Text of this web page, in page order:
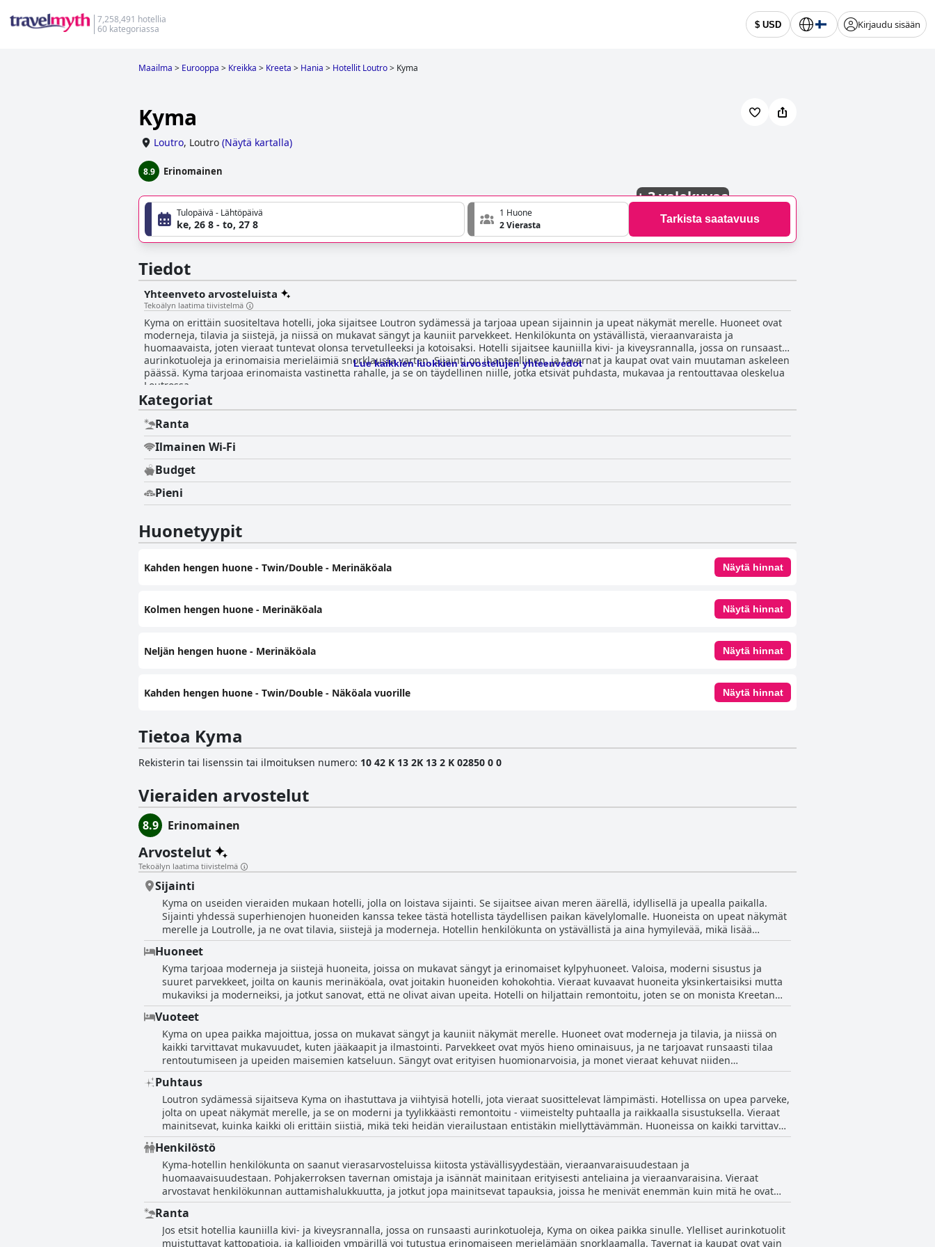
7,258,491 hotellia
60 kategoriassa
$ USD Kirjaudu sisään
Maailma > Eurooppa > Kreikka > Kreeta > Hania > Hotellit Loutro> Kyma
Kyma
Loutro, Loutro (Näytä kartalla)
8.9 Erinomainen
+3 valokuvaa
Tulopäivä - Lähtöpäivä
ke, 26 8 - to, 27 8
1 Huone
2 Vierasta
Tarkista saatavuus
Tiedot
Yhteenveto arvosteluista
Tekoälyn laatima tiivistelmä
Kyma on erittäin suositeltava hotelli, joka sijaitsee Loutron sydämessä ja tarjoaa upean sijainnin ja upeat näkymät merelle. Huoneet ovat
moderneja, tilavia ja siistejä, ja niissä on mukavat sängyt ja kauniit parvekkeet. Henkilökunta on ystävällistä, vieraanvaraista ja
huomaavaista, joten vieraat tuntevat olonsa tervetulleeksi ja kotoisaksi. Hotelli sijaitsee kauniilla kivi- ja kiveysrannalla, jossa on runsaasti
aurinkotuoleja ja erinomaisia merieläimiä snorklausta varten. Sijainti on ihanteellinen, ja tavernat ja kaupat ovat vain muutaman askeleen
päässä. Kyma tarjoaa erinomaista vastinetta rahalle, ja se on täydellinen niille, jotka etsivät puhdasta, mukavaa ja rentouttavaa oleskelua
Loutrossa.
Lue kaikkien luokkien arvostelujen yhteenvedot
Kategoriat
Ranta
Ilmainen Wi-Fi
Budget
Pieni
Huonetyypit
Kahden hengen huone - Twin/Double - Merinäköala Näytä hinnat
Kolmen hengen huone - Merinäköala Näytä hinnat
Neljän hengen huone - Merinäköala Näytä hinnat
Kahden hengen huone - Twin/Double - Näköala vuorille Näytä hinnat
Tietoa Kyma
Rekisterin tai lisenssin tai ilmoituksen numero: 10 42 Κ 13 2Κ 13 2 Κ 02850 0 0
Vieraiden arvostelut
8.9 Erinomainen
Arvostelut
Tekoälyn laatima tiivistelmä
Sijainti
Kyma on useiden vieraiden mukaan hotelli, jolla on loistava sijainti. Se sijaitsee aivan meren äärellä, idyllisellä ja upealla paikalla.
Sijainti yhdessä superhienojen huoneiden kanssa tekee tästä hotellista täydellisen paikan kävelylomalle. Huoneista on upeat näkymät
merelle ja Loutrolle, ja ne ovat tilavia, siistejä ja moderneja. Hotellin henkilökunta on ystävällistä ja aina hymyilevää, mikä lisää
ihastuttavaa ilmapiiriä. Hotelli sijaitsee keskeisellä paikalla ja vain muutaman askeleen päässä rannasta, tavernoista ja kaupoista.
Vieraat voivat nauttia uimisesta, snorklauksesta ja kävelyistä rannikolla. Kyma on kaunis ja hienosti kunnostettu hotelli, josta on
merinäköala, joten se on erinomainen valinta rentouttavaan ja rauhalliseen oleskeluun Loutrossa.
Huoneet
Kyma tarjoaa moderneja ja siistejä huoneita, joissa on mukavat sängyt ja erinomaiset kylpyhuoneet. Valoisa, moderni sisustus ja
suuret parvekkeet, joilta on kaunis merinäköala, ovat joitakin huoneiden kohokohtia. Vieraat kuvaavat huoneita yksinkertaisiksi mutta
mukaviksi ja moderneiksi, ja jotkut sanovat, että ne olivat aivan upeita. Hotelli on hiljattain remontoitu, joten se on monista Kreetan
hotelleista modernin. Vierailijat arvostavat hyvin varustettuja huoneita, ja jotkut kommentoivat tarjolla olevia jääkaappeja ja
vedenkeittimiä. Mukavat sängyt ja tilavat huoneet, joista on ihana merinäköala ja hyvät parvekkeet, ovat tehneet vaikutuksen moniin
vieraisiin. Kyma on edullinen hotelli, joka tarjoaa loistavan hinta-laatusuhteen monilla moderneilla huoneilla, jotka on kunnostettu
esteettistä silmää kunnioittaen.
Vuoteet
Kyma on upea paikka majoittua, jossa on mukavat sängyt ja kauniit näkymät merelle. Huoneet ovat moderneja ja tilavia, ja niissä on
kaikki tarvittavat mukavuudet, kuten jääkaapit ja ilmastointi. Parvekkeet ovat myös hieno ominaisuus, ja ne tarjoavat runsaasti tilaa
rentoutumiseen ja upeiden maisemien katseluun. Sängyt ovat erityisen huomionarvoisia, ja monet vieraat kehuvat niiden
mukavuutta. Kaiken kaikkiaan Kyma on erittäin suositeltava niille, jotka etsivät viihtyisää ja nautinnollista oleskelua Loutrossa.
Puhtaus
Loutron sydämessä sijaitseva Kyma on ihastuttava ja viihtyisä hotelli, jota vieraat suosittelevat lämpimästi. Hotellissa on upea parveke,
jolta on upeat näkymät merelle, ja se on moderni ja tyylikkäästi remontoitu - viimeistelty puhtaalla ja raikkaalla sisustuksella. Vieraat
mainitsevat, kuinka kaikki oli erittäin siistiä, mikä teki heidän vierailustaan entistäkin miellyttävämmän. Huoneissa on kaikki tarvittavat
mukavuudet, ja kaikki on hyvin hoidettu. Henkilökunta on myös erittäin ystävällistä ja huomaavaista. Kaiken kaikkiaan Kyma tarjoaa
erinomaista vastinetta rahalle ja sopii erinomaisesti niille, jotka arvostavat siistiä ja viihtyisää majoitusta.
Henkilöstö
Kyma-hotellin henkilökunta on saanut vierasarvosteluissa kiitosta ystävällisyydestään, vieraanvaraisuudestaan ja
huomaavaisuudestaan. Pohjakerroksen tavernan omistaja ja isännät mainitaan erityisesti anteliaina ja vieraanvaraisina. Vieraat
arvostavat henkilökunnan auttamishalukkuutta, ja jotkut jopa mainitsevat tapauksia, joissa he menivät enemmän kuin mitä he ovat
tehneet. Hotellin sijainti, palvelu ja mukavuudet saavat myös kiitosta, joten se on loistava vaihtoehto niille, jotka etsivät ystävällistä ja
palvelualtista henkilökuntaa. Muutamissa negatiivisissa arvosteluissa mainitaan kuitenkin joidenkin henkilökunnan jäsenten ja
omistajan epäystävällisyys, mutta nämä arvostelut ovat vähemmistönä. Kaiken kaikkiaan Kyman henkilökuntaa kuvaillaan
ystävälliseksi, lämpimäksi ja asiakkaiden tarpeisiin paneutuvaksi.
Ranta
Jos etsit hotellia kauniilla kivi- ja kiveysrannalla, jossa on runsaasti aurinkotuoleja, Kyma on oikea paikka sinulle. Ylelliset aurinkotuolit
muistuttavat kattopatjoja, ja kallioiden ympärillä voi tutustua erinomaiseen merielämään snorklaamalla. Tavernat ja kaupat ovat vain